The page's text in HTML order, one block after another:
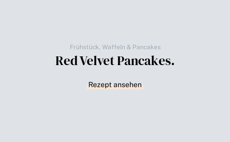
Frühstück, Waffeln & Pancakes
Red Velvet Pancakes.
Rezept ansehen